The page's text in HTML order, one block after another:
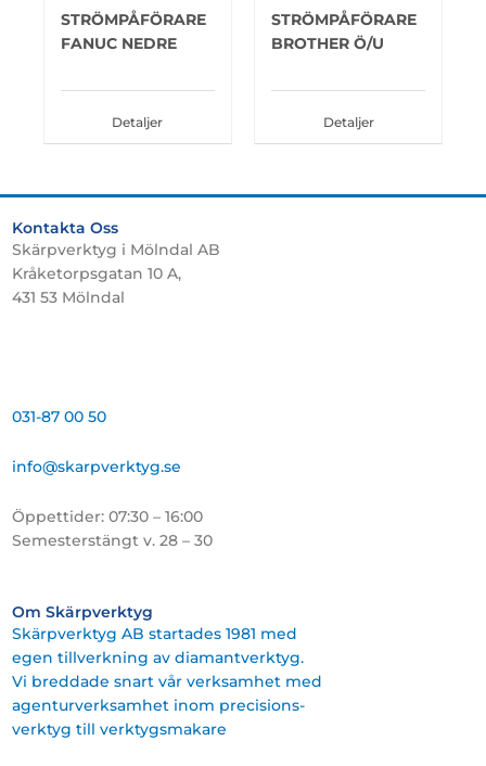
STRÖMPÅFÖRARE
FANUC NEDRE
Detaljer
STRÖMPÅFÖRARE
BROTHER Ö/U
Detaljer
Kontakta Oss
Skärpverktyg i Mölndal AB
Kråketorpsgatan 10 A,
431 53 Mölndal
031-87 00 50
info@skarpverktyg.se
Öppettider: 07:30 – 16:00
Semesterstängt v. 28 – 30
Om Skärpverktyg
Skärpverktyg AB startades 1981 med
egen tillverkning av diamantverktyg.
Vi breddade snart vår verksamhet med
agenturverksamhet inom precisions-
verktyg till verktygsmakare